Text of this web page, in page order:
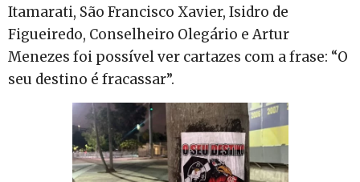
Itamarati, São Francisco Xavier, Isidro de
Figueiredo, Conselheiro Olegário e Artur
Menezes foi possível ver cartazes com a frase: “O
seu destino é fracassar”.